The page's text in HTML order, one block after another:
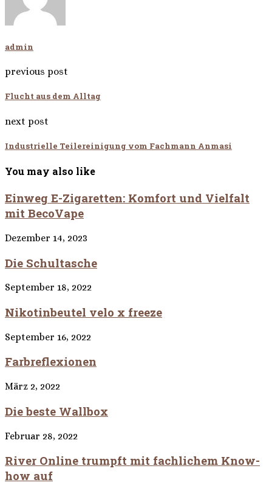
admin
previous post
Flucht aus dem Alltag
next post
Industrielle Teilereinigung vom Fachmann Anmasi
You may also like
Einweg E-Zigaretten: Komfort und Vielfalt
mit BecoVape
Dezember 14, 2023
Die Schultasche
September 18, 2022
Nikotinbeutel velo x freeze
September 16, 2022
Farbreflexionen
März 2, 2022
Die beste Wallbox
Februar 28, 2022
River Online trumpft mit fachlichem Know-
how auf